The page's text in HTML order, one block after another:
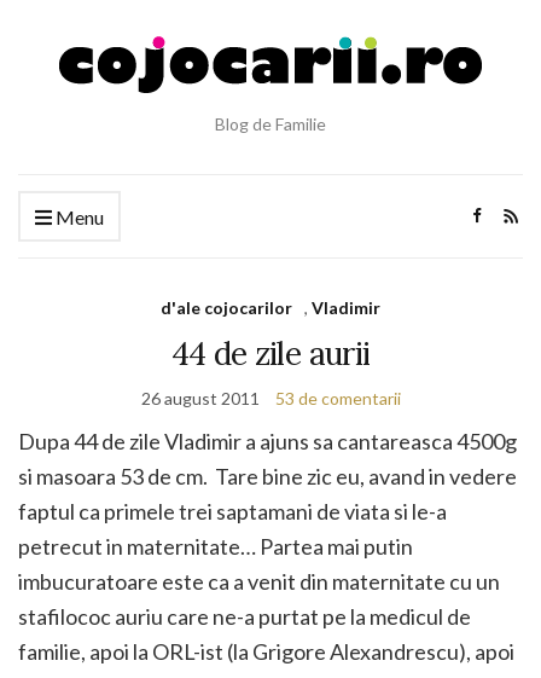
Blog de Familie
Menu
d'ale cojocarilor , Vladimir
44 de zile aurii
26 august 2011 53 de comentarii
Dupa 44 de zile Vladimir a ajuns sa cantareasca 4500g
si masoara 53 de cm. Tare bine zic eu, avand in vedere
faptul ca primele trei saptamani de viata si le-a
petrecut in maternitate… Partea mai putin
imbucuratoare este ca a venit din maternitate cu un
stafilococ auriu care ne-a purtat pe la medicul de
familie, apoi la ORL-ist (la Grigore Alexandrescu), apoi